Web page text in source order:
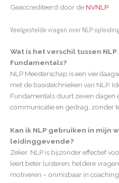
Geaccrediteerd door de NVNLP
Veelgestelde vragen over NLP
Wat is het verschil tussen
Fundamentals?
NLP Meesterschap is een
met de basistechnieken van NLP.
Fundamentals duurt zeven dagen
communicatie en gedrag, zonder
Kan ik NLP gebruiken in mijn
leidinggevende?
Zeker. NLP is bijzonder effectief
leert beter luisteren, heldere
motiveren – onmisbaar in